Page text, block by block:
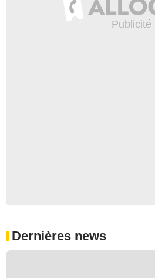
Dernières news